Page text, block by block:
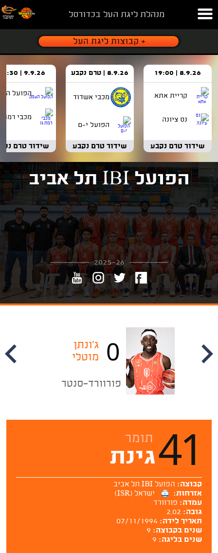
מנהלת ליגת העל בכדורסל
8.9.26 | 19:00
קריית אתא
נס ציונה
שידור טרם נקבע
8.9.26 | טרם נקבע
מכבי אשדוד
הפועל י-ם
שידור טרם נקבע
9.9.26 | 18:30
הפועל
מכבי רמת
שידור טרם
הפועל IBI תל אביב
2025-26
0
ג'ונתן
מוטלי
פורוורד-סנטר
41 תומר
גינת
קבוצה: הפועל IBI תל אביב
אזרחות:
ישראל (ISR)
עמדה: פורוורד
גובה: 2.02
תאריך לידה: 07/11/1994
שנים בקבוצה: 9
שנים בליגה: 9